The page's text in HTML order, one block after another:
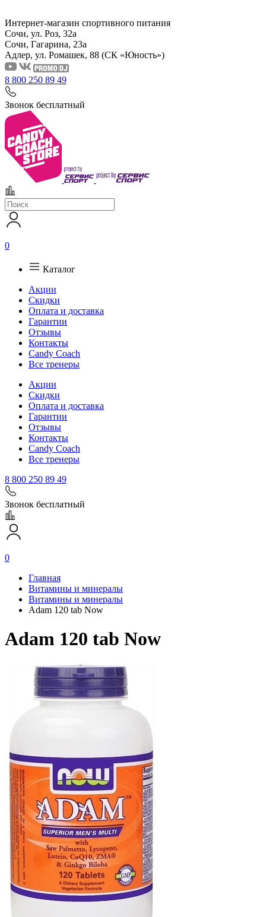
Интернет-магазин спортивного питания
Сочи, ул. Роз, 32а
Сочи, Гагарина, 23а
Адлер, ул. Ромашек, 88 (СК «Юность»)
8 800 250 89 49
Звонок бесплатный
0
Каталог
Акции
Скидки
Оплата и доставка
Гарантии
Отзывы
Контакты
Candy Coach
Все тренеры
Акции
Скидки
Оплата и доставка
Гарантии
Отзывы
Контакты
Candy Coach
Все тренеры
8 800 250 89 49
Звонок бесплатный
0
Главная
Витамины и минералы
Витамины и минералы
Adam 120 tab Now
Adam 120 tab Now